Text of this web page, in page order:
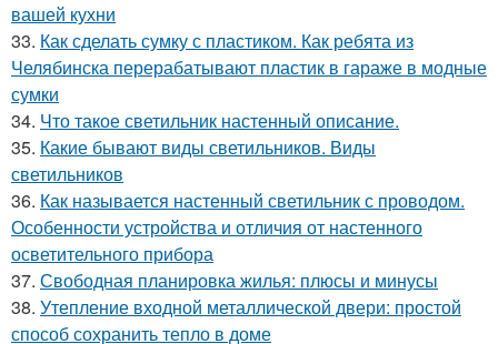
вашей кухни
33. Как сделать сумку с пластиком. Как ребята из
Челябинска перерабатывают пластик в гараже в модные
сумки
34. Что такое светильник настенный описание.
35. Какие бывают виды светильников. Виды
светильников
36. Как называется настенный светильник с проводом.
Особенности устройства и отличия от настенного
осветительного прибора
37. Свободная планировка жилья: плюсы и минусы
38. Утепление входной металлической двери: простой
способ сохранить тепло в доме